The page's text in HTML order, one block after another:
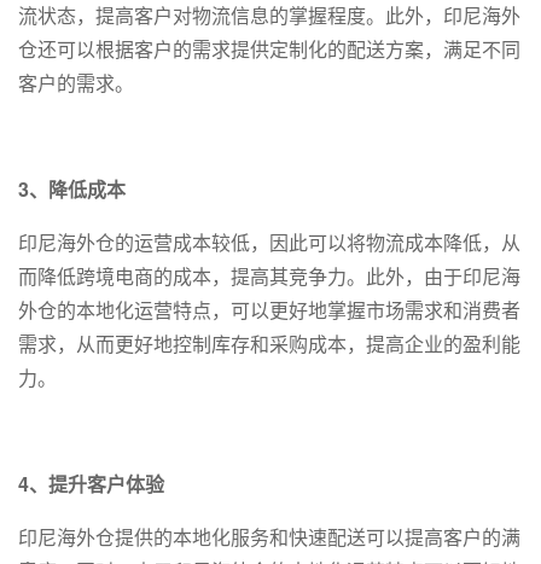
流状态，提高客户对物流信息的掌握程度。此外，印尼海外
仓还可以根据客户的需求提供定制化的配送方案，满足不同
客户的需求。
3、降低成本
印尼海外仓的运营成本较低，因此可以将物流成本降低，从
而降低跨境电商的成本，提高其竞争力。此外，由于印尼海
外仓的本地化运营特点，可以更好地掌握市场需求和消费者
需求，从而更好地控制库存和采购成本，提高企业的盈利能
力。
4、提升客户体验
印尼海外仓提供的本地化服务和快速配送可以提高客户的满